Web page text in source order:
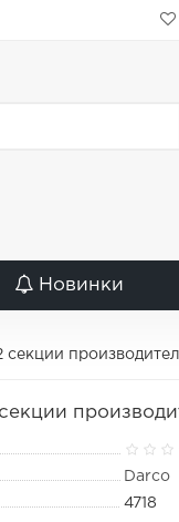
Новинки
секции
Darco
4718